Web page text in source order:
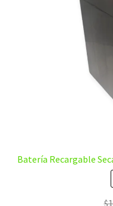
Batería Recargable
$